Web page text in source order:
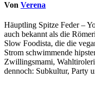
Von Verena
Häuptling Spitze Feder –
auch bekannt als die
Slow Foodista, die die
Strom schwimmende
Zwillingsmami,
dennoch: Subkultur, Party